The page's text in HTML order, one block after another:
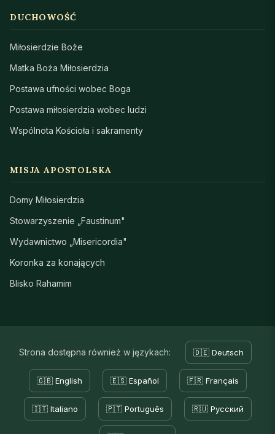
DUCHOWOŚĆ
Miłosierdzie Boże
Matka Boża Miłosierdzia
Postawa ufności wobec Boga
Postawa miłosierdzia wobec ludzi
Wspólnota Kościoła i sakramenty
MISJA APOSTOLSKA
Domy Miłosierdzia
Stowarzyszenie „Faustinum"
Wydawnictwo „Misericordia"
Koronka za konających
Blisko Rahamim
Strona dostępna również w językach: 🇩🇪 Deutsch
🇬🇧 English 🇪🇸 Español 🇫🇷 Français
🇮🇹 Italiano 🇵🇹 Português 🇷🇺 Русский